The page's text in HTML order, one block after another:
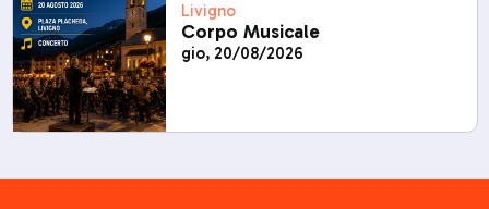
Livigno
Corpo Musicale
gio, 20/08/2026